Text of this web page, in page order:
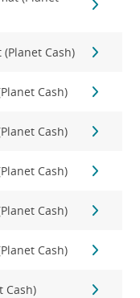
(Planet Cash)
Cash)
Cash)
Cash)
Cash)
Cash)
Cash)